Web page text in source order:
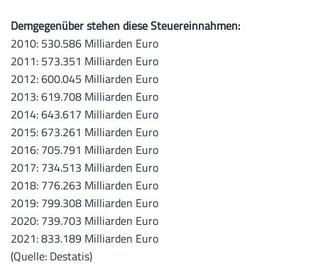
Demgegenüber stehen diese Steuereinnahmen:
2010: 530.586 Milliarden Euro
2011: 573.351 Milliarden Euro
2012: 600.045 Milliarden Euro
2013: 619.708 Milliarden Euro
2014: 643.617 Milliarden Euro
2015: 673.261 Milliarden Euro
2016: 705.791 Milliarden Euro
2017: 734.513 Milliarden Euro
2018: 776.263 Milliarden Euro
2019: 799.308 Milliarden Euro
2020: 739.703 Milliarden Euro
2021: 833.189 Milliarden Euro
(Quelle: Destatis)